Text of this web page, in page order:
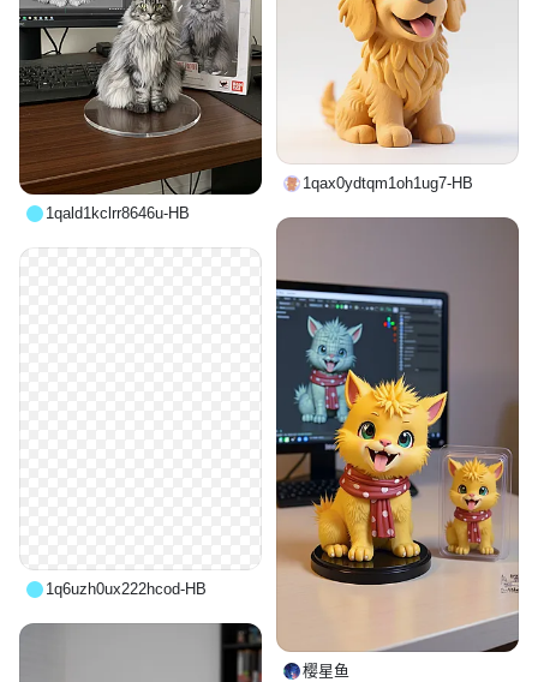
1qald1kclrr8646u-HB
1qax0ydtqm1oh1ug7-HB
樱星鱼
1q6uzh0ux222hcod-HB